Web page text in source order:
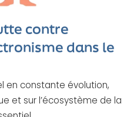
contre
dans le
en constante évolution,
et sur l’écosystème de la